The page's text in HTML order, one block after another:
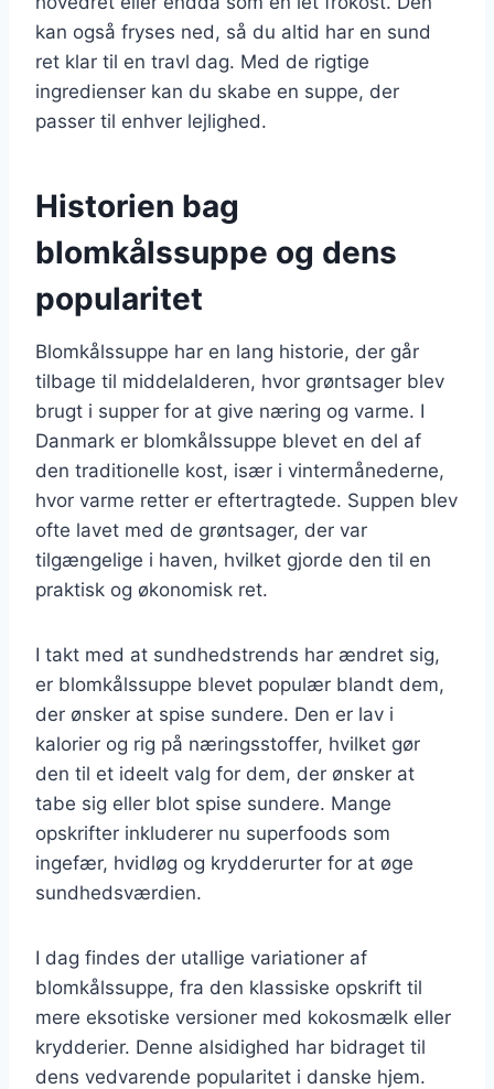
kan også fryses ned, så du altid har en sund
ret klar til en travl dag. Med de rigtige
ingredienser kan du skabe en suppe, der
passer til enhver lejlighed.
Historien bag
blomkålssuppe og dens
popularitet
Blomkålssuppe har en lang historie, der går
tilbage til middelalderen, hvor grøntsager blev
brugt i supper for at give næring og varme. I
Danmark er blomkålssuppe blevet en del af
den traditionelle kost, især i vintermånederne,
hvor varme retter er eftertragtede. Suppen blev
ofte lavet med de grøntsager, der var
tilgængelige i haven, hvilket gjorde den til en
praktisk og økonomisk ret.
I takt med at sundhedstrends har ændret sig,
er blomkålssuppe blevet populær blandt dem,
der ønsker at spise sundere. Den er lav i
kalorier og rig på næringsstoffer, hvilket gør
den til et ideelt valg for dem, der ønsker at
tabe sig eller blot spise sundere. Mange
opskrifter inkluderer nu superfoods som
ingefær, hvidløg og krydderurter for at øge
sundhedsværdien.
I dag findes der utallige variationer af
blomkålssuppe, fra den klassiske opskrift til
mere eksotiske versioner med kokosmælk eller
krydderier. Denne alsidighed har bidraget til
dens vedvarende popularitet i danske hjem.